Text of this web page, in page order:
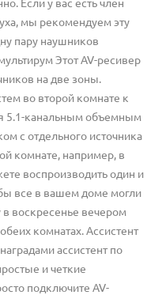
Если у вас есть член
мы рекомендуем эту
пару наушников
Этот AV-ресивер
на две зоны.
во второй комнате к
5.1-канальным объемным
с отдельного источника
комнате, например, в
воспроизводить один и
все в вашем доме могли
воскресенье вечером
комнатах. Ассистент
ассистент по
и четкие
подключите AV-